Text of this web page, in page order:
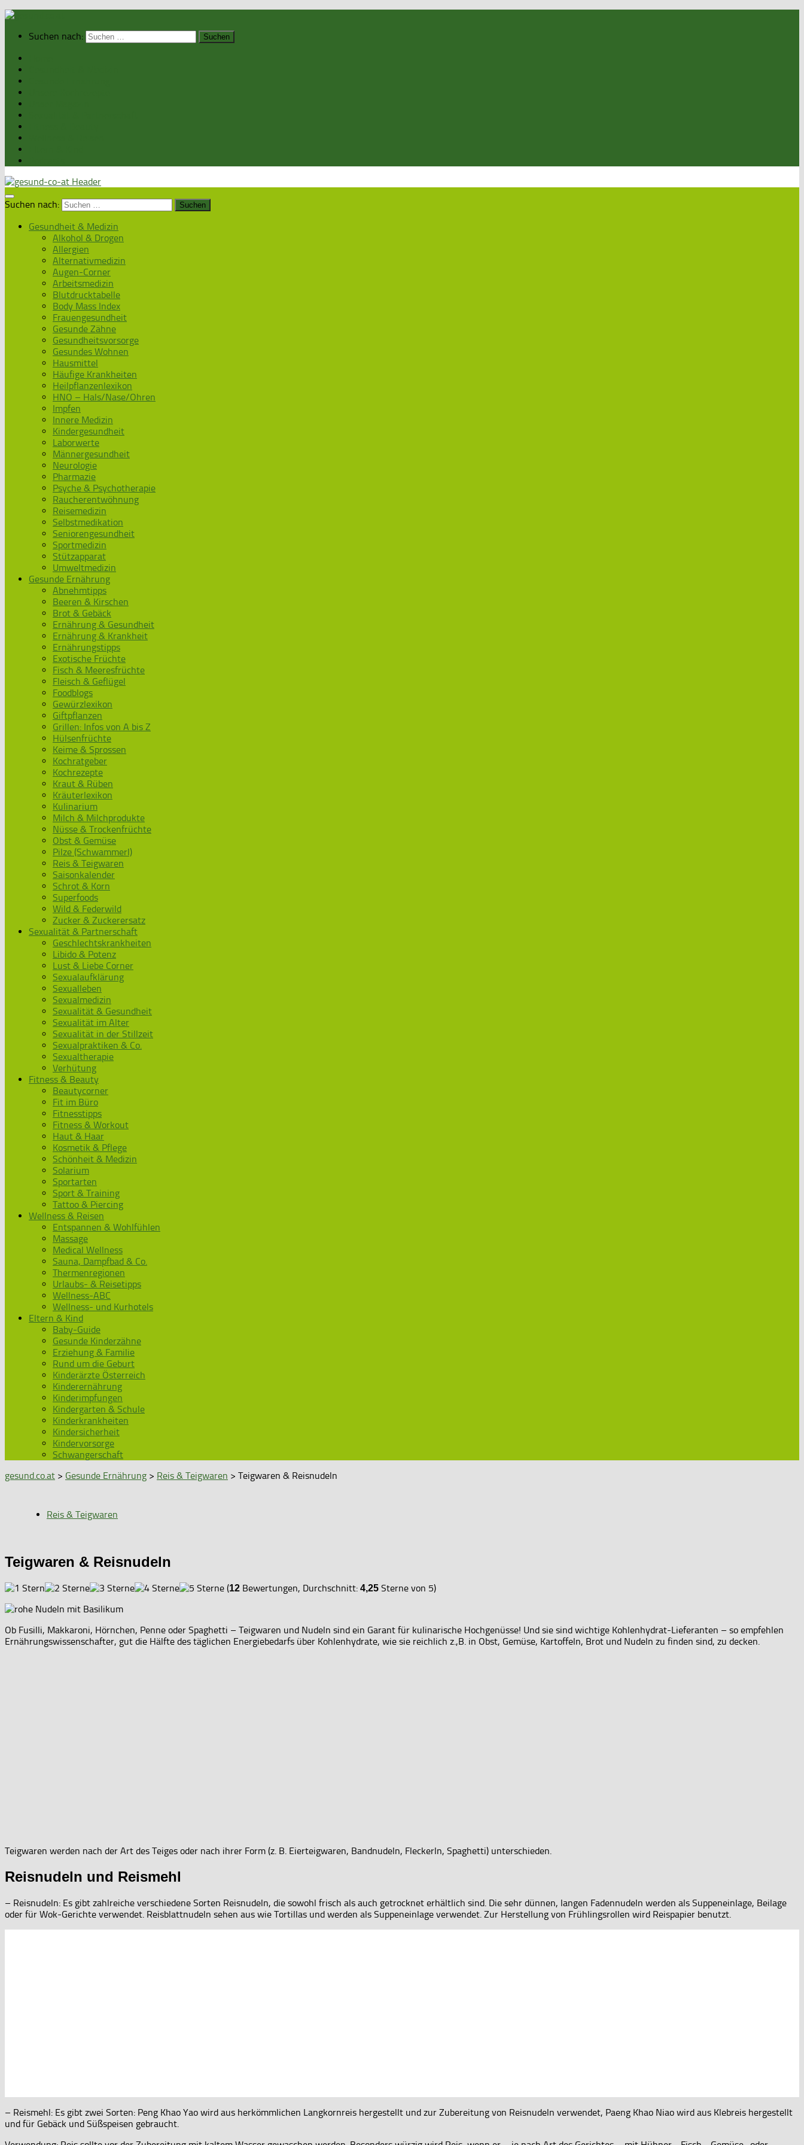
Suchen nach:
Suchen nach:
Gesundheit & Medizin
Alkohol & Drogen
Allergien
Alternativmedizin
Augen-Corner
Arbeitsmedizin
Blutdrucktabelle
Body Mass Index
Frauengesundheit
Gesunde Zähne
Gesundheitsvorsorge
Gesundes Wohnen
Hausmittel
Häufige Krankheiten
Heilpflanzenlexikon
HNO – Hals/Nase/Ohren
Impfen
Innere Medizin
Kindergesundheit
Laborwerte
Männergesundheit
Neurologie
Pharmazie
Psyche & Psychotherapie
Raucherentwöhnung
Reisemedizin
Selbstmedikation
Seniorengesundheit
Sportmedizin
Stützapparat
Umweltmedizin
Gesunde Ernährung
Abnehmtipps
Beeren & Kirschen
Brot & Gebäck
Ernährung & Gesundheit
Ernährung & Krankheit
Ernährungstipps
Exotische Früchte
Fisch & Meeresfrüchte
Fleisch & Geflügel
Foodblogs
Gewürzlexikon
Giftpflanzen
Grillen: Infos von A bis Z
Hülsenfrüchte
Keime & Sprossen
Kochratgeber
Kochrezepte
Kraut & Rüben
Kräuterlexikon
Kulinarium
Milch & Milchprodukte
Nüsse & Trockenfrüchte
Obst & Gemüse
Pilze (Schwammerl)
Reis & Teigwaren
Saisonkalender
Schrot & Korn
Superfoods
Wild & Federwild
Zucker & Zuckerersatz
Sexualität & Partnerschaft
Geschlechtskrankheiten
Libido & Potenz
Lust & Liebe Corner
Sexualaufklärung
Sexualleben
Sexualmedizin
Sexualität & Gesundheit
Sexualität im Alter
Sexualität in der Stillzeit
Sexualpraktiken & Co.
Sexualtherapie
Verhütung
Fitness & Beauty
Beautycorner
Fit im Büro
Fitnesstipps
Fitness & Workout
Haut & Haar
Kosmetik & Pflege
Schönheit & Medizin
Solarium
Sportarten
Sport & Training
Tattoo & Piercing
Wellness & Reisen
Entspannen & Wohlfühlen
Massage
Medical Wellness
Sauna, Dampfbad & Co.
Thermenregionen
Urlaubs- & Reisetipps
Wellness-ABC
Wellness- und Kurhotels
Eltern & Kind
Baby-Guide
Gesunde Kinderzähne
Erziehung & Familie
Rund um die Geburt
Kinderärzte Österreich
Kinderernährung
Kinderimpfungen
Kindergarten & Schule
Kinderkrankheiten
Kindersicherheit
Kindervorsorge
Schwangerschaft
gesund.co.at > Gesunde Ernährung > Reis & Teigwaren > Teigwaren & Reisnudeln
Reis & Teigwaren
Teigwaren & Reisnudeln
(12 Bewertungen, Durchschnitt: 4,25 Sterne von 5)
Ob Fusilli, Makkaroni, Hörnchen, Penne oder Spaghetti – Teigwaren und Nudeln sind ein Garant für kulinarische Hochgenüsse! Und sie sind wichtige Kohlenhydrat-Lieferanten – so empfehlen
Ernährungswissenschafter, gut die Hälfte des täglichen Energiebedarfs über Kohlenhydrate, wie sie reichlich z.,B. in Obst, Gemüse, Kartoffeln, Brot und Nudeln zu finden sind, zu decken.
Teigwaren werden nach der Art des Teiges oder nach ihrer Form (z. B. Eierteigwaren, Bandnudeln, Fleckerln, Spaghetti) unterschieden.
Reisnudeln und Reismehl
– Reisnudeln: Es gibt zahlreiche verschiedene Sorten Reisnudeln, die sowohl frisch als auch getrocknet erhältlich sind. Die sehr dünnen, langen Fadennudeln werden als Suppeneinlage, Beilage
oder für Wok-Gerichte verwendet. Reisblattnudeln sehen aus wie Tortillas und werden als Suppeneinlage verwendet. Zur Herstellung von Frühlingsrollen wird Reispapier benutzt.
– Reismehl: Es gibt zwei Sorten: Peng Khao Yao wird aus herkömmlichen Langkornreis hergestellt und zur Zubereitung von Reisnudeln verwendet, Paeng Khao Niao wird aus Klebreis hergestellt
und für Gebäck und Süßspeisen gebraucht.